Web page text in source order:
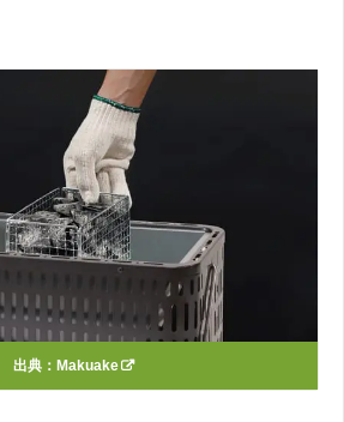
出典： Makuake